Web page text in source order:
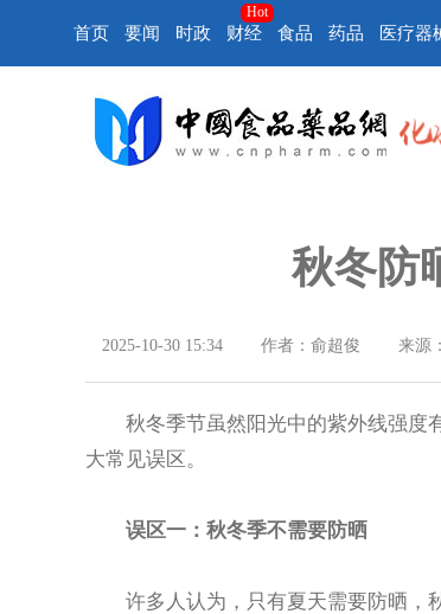
首页 要闻 时政 财经
Hot
食品 药品 医疗器
秋冬防
2025-10-30 15:34 作者：俞超俊 来源
秋冬季节虽然阳光中的紫外线强度有
大常见误区。
误区一：秋冬季不需要防晒
许多人认为，只有夏天需要防晒，秋